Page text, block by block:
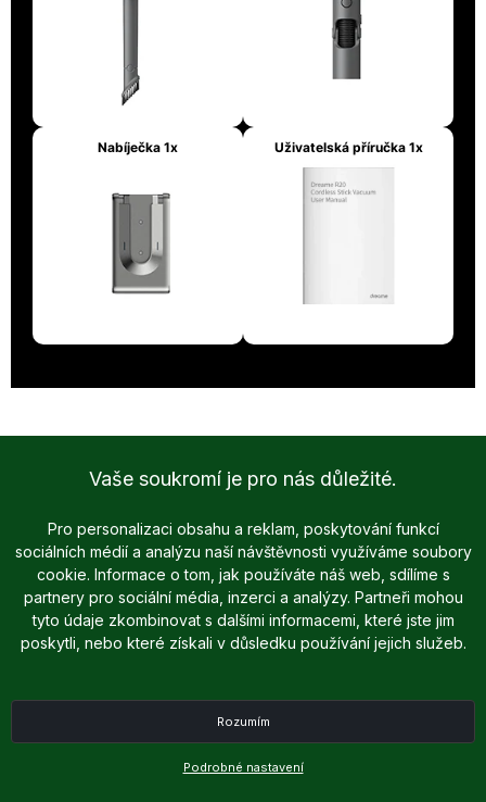
Vaše soukromí je pro nás důležité.
Pro personalizaci obsahu a reklam, poskytování funkcí
sociálních médií a analýzu naší návštěvnosti využíváme soubory
cookie. Informace o tom, jak používáte náš web, sdílíme s
partnery pro sociální média, inzerci a analýzy. Partneři mohou
tyto údaje zkombinovat s dalšími informacemi, které jste jim
poskytli, nebo které získali v důsledku používání jejich služeb.
Rozumím
Podrobné nastavení